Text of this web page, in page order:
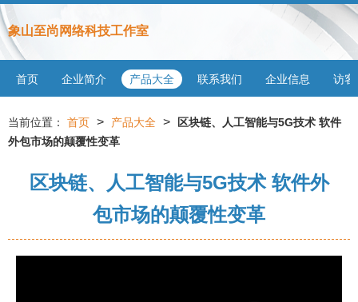
象山至尚网络科技工作室
首页 企业简介 产品大全 联系我们 企业信息 访客
当前位置： 首页 > 产品大全 >
区块链、人工智能与5G技术 软件
外包市场的颠覆性变革
区块链、人工智能与5G技术 软件外
包市场的颠覆性变革